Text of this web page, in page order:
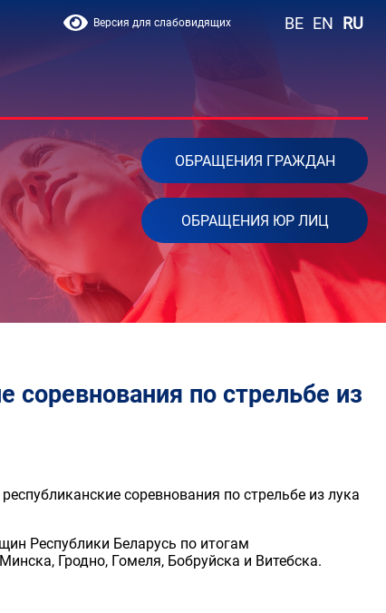
Версия для слабовидящих BE EN RU
ОБРАЩЕНИЯ ГРАЖДАН
ОБРАЩЕНИЯ ЮР ЛИЦ
соревнования по стрельбе из
соревнования по стрельбе из лука
Республики Беларусь по итогам
Гродно, Гомеля, Бобруйска и Витебска.